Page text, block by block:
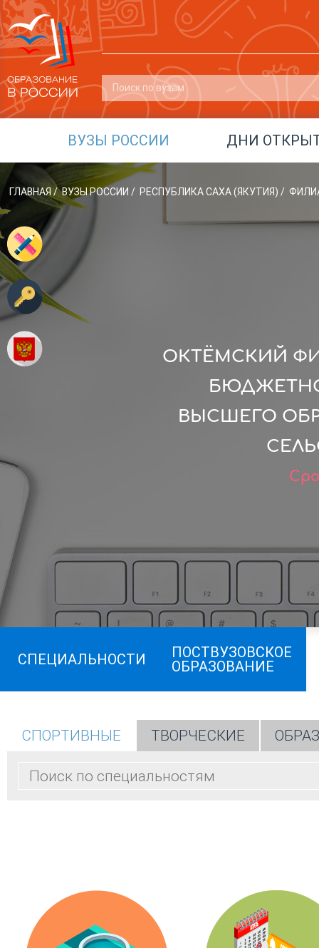
ВУЗЫ РОССИИ ДНИ
ГЛАВНАЯ / ВУЗЫ РОССИИ / РЕСПУБЛИКА САХА (ЯКУТИЯ) /
ОКТЁМСКИЙ
ВЫСШЕГО
СПЕЦИАЛЬНОСТИ
ПОСТВУЗОВСКОЕ
ОБРАЗОВАНИЕ
СПОРТИВНЫЕ ТВОРЧЕСКИЕ